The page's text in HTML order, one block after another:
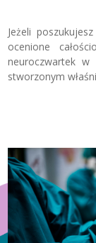
Jeżeli
ocenione
neuroczwartek w
stworzonym